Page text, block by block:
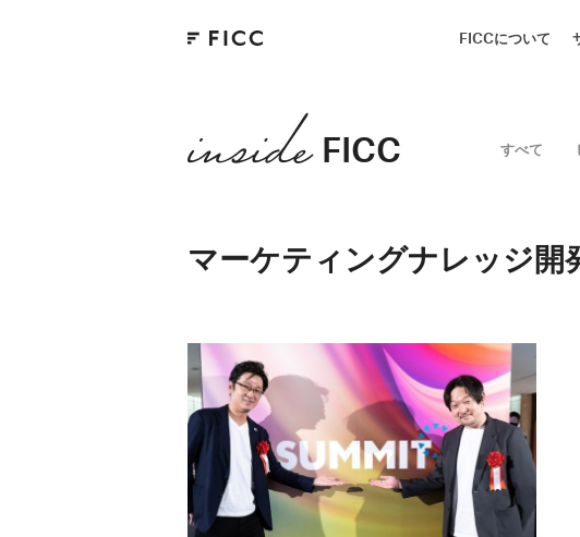
FICCについて
FICC すべて
マーケティングナレッジ開